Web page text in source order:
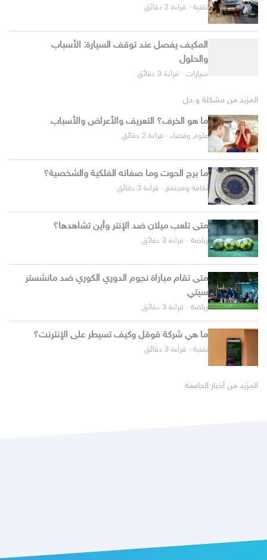
تقنية · قراءة 2 دقائق
المكيف يفصل عند توقف السيارة: الأسباب
والحلول
سيارات · قراءة 3 دقائق
المزيد من مشكلة و حل
ما هو الخرف؟ التعريف والأعراض والأسباب
علوم وفضاء · قراءة 2 دقائق
ما برج الحوت وما صفاته الفلكية والشخصية؟
ثقافة ومجتمع · قراءة 3 دقائق
متى تلعب ميلان ضد الإنتر وأين تشاهدها؟
رياضة · قراءة 3 دقائق
متى تقام مباراة نجوم الدوري الكوري ضد مانشستر
سيتي
رياضة · قراءة 3 دقائق
ما هي شركة قوقل وكيف تسيطر على الإنترنت؟
تقنية · قراءة 3 دقائق
المزيد من أخبار الجامعة